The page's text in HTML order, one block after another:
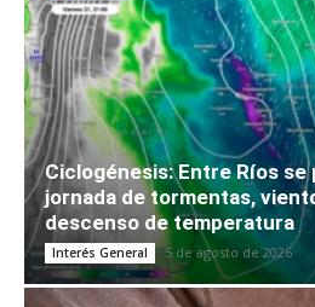
Ciclogénesis: Entre Ríos se
jornada de tormentas,
descenso de temperatura
Interés General 5 de agosto de 2026